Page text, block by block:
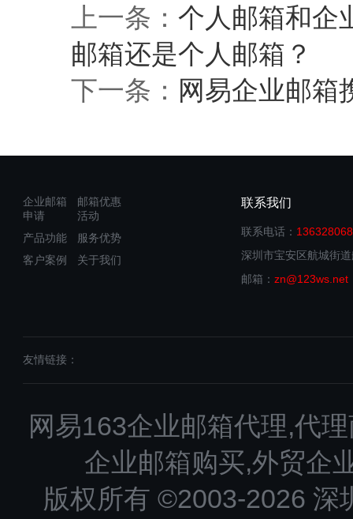
上一条： 个人邮箱和企
邮箱还是个人邮箱？
下一条： 网易企业邮箱
企业邮箱
申请
邮箱优惠
活动
产品功能
服务优势
客户案例
关于我们
联系我们
联系电话：
深圳市宝安区航城街
邮箱： zn@123ws.net
友情链接：
网易163企业邮箱代理,代
企业邮箱购买,外贸企
版权所有 ©2003-2026 深